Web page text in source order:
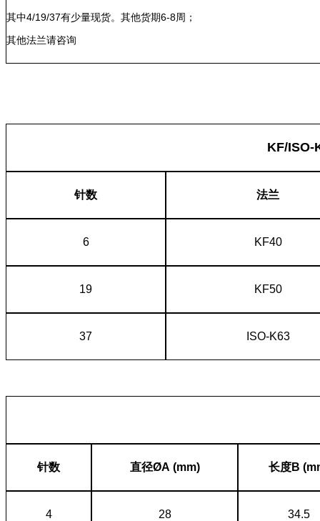
其中4/19/37有少量现货。其他货期6-8周；
其他法兰请咨询
KF/ISO-
针数 法兰
6 KF40
19 KF50
37 ISO-K63
针数 直径ØA (mm) 长度B
4 28 34.5